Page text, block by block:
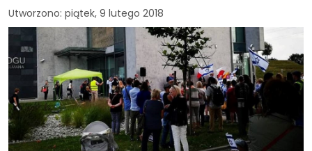
Utworzono: piątek, 9 lutego 2018